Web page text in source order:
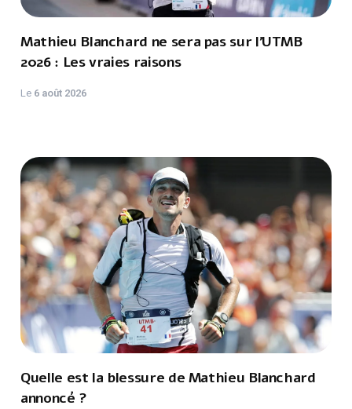
Mathieu Blanchard ne sera pas sur l'UTMB
2026 : Les vraies raisons
Le 6 août 2026
Quelle est la blessure de Mathieu Blanchard
annoncé ?